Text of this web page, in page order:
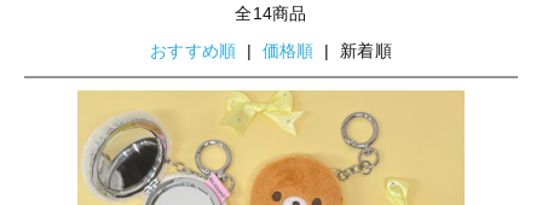
全14商品
おすすめ順 | 価格順 | 新着順